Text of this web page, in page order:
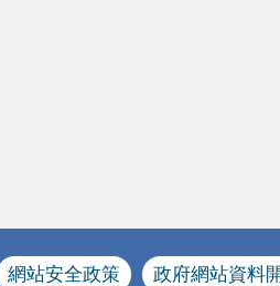
網站安全政策 政府網站資料